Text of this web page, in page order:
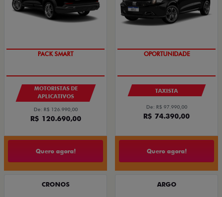
PACK SMART
MOTORISTAS DE
APLICATIVOS
De: R$ 126.990,00
R$ 120.690,00
Quero agora!
OPORTUNIDADE
TAXISTA
De: R$ 97.990,00
R$ 74.390,00
Quero agora!
CRONOS ARGO